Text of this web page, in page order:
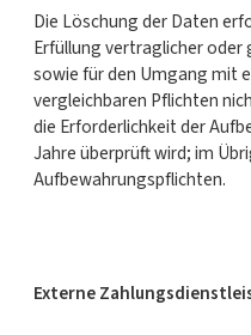
Die Löschung der Daten
Erfüllung vertraglicher
sowie für den Umgang mit
vergleichbaren Pflichten
die Erforderlichkeit der
Jahre überprüft wird; im
Aufbewahrungspflichten.
Externe